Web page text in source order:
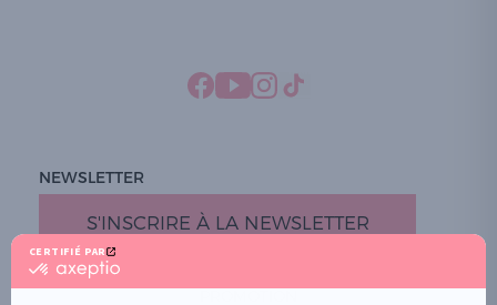
CERTIFIÉ PAR
certifié
NEWSLETTER
S'INSCRIRE À LA NEWSLETTER